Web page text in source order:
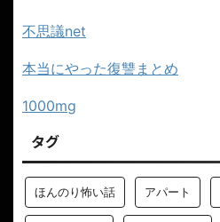
不思議net
本当にやった復讐まとめ
1000mg
タグ
ほんのり怖い話 アパート